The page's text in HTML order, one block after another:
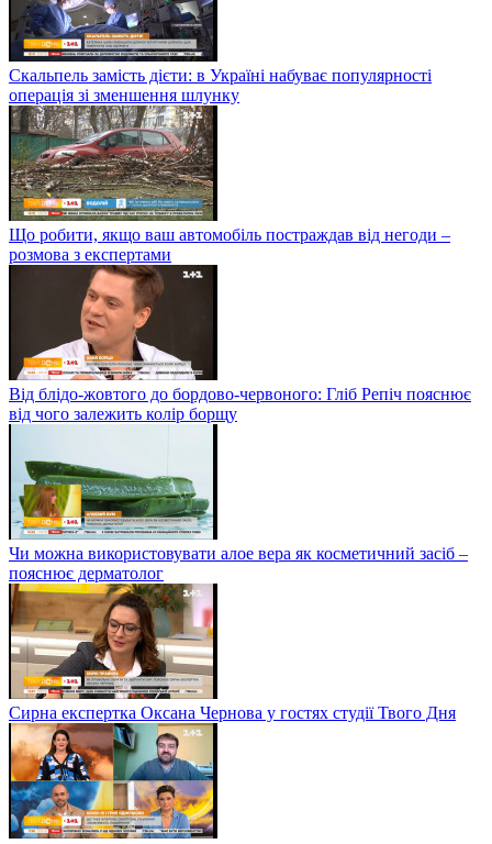
Скальпель замість дієти: в Україні набуває популярності
операція зі зменшення шлунку
Що робити, якщо ваш автомобіль постраждав від негоди –
розмова з експертами
Від блідо-жовтого до бордово-червоного: Гліб Репіч пояснює
від чого залежить колір борщу
Чи можна використовувати алое вера як косметичний засіб –
пояснює дерматолог
Сирна експертка Оксана Чернова у гостях студії Твого Дня